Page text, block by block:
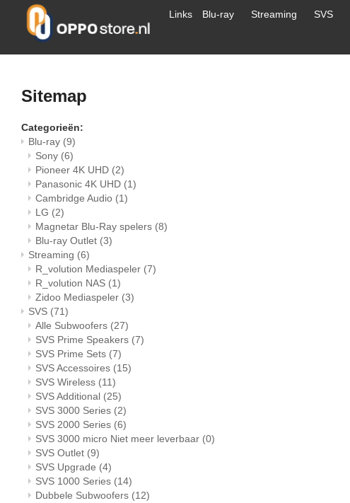
Links Blu-ray Streaming SVS
Sitemap
Categorieën:
Blu-ray (9)
Sony (6)
Pioneer 4K UHD (2)
Panasonic 4K UHD (1)
Cambridge Audio (1)
LG (2)
Magnetar Blu-Ray spelers (8)
Blu-ray Outlet (3)
Streaming (6)
R_volution Mediaspeler (7)
R_volution NAS (1)
Zidoo Mediaspeler (3)
SVS (71)
Alle Subwoofers (27)
SVS Prime Speakers (7)
SVS Prime Sets (7)
SVS Accessoires (15)
SVS Wireless (11)
SVS Additional (25)
SVS 3000 Series (2)
SVS 2000 Series (6)
SVS 3000 micro Niet meer leverbaar (0)
SVS Outlet (9)
SVS Upgrade (4)
SVS 1000 Series (14)
Dubbele Subwoofers (12)